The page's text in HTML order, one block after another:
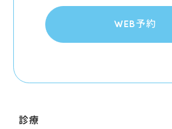
WEB予約
診療